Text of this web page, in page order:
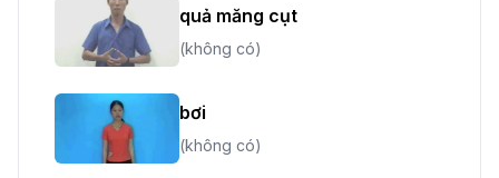
quả măng cụt
(không có)
bơi
(không có)